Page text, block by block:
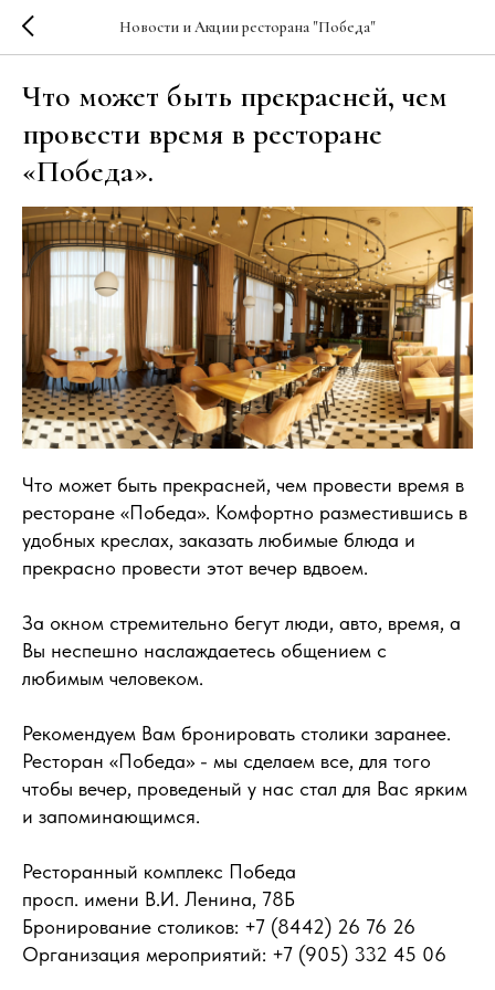
Новости и Акции ресторана "Победа"
Что может быть прекрасней, чем
провести время в ресторане
«Победа».
Что может быть прекрасней, чем провести время в
ресторане «Победа». Комфортно разместившись в
удобных креслах, заказать любимые блюда и
прекрасно провести этот вечер вдвоем.
За окном стремительно бегут люди, авто, время, а
Вы неспешно наслаждаетесь общением с
любимым человеком.
Рекомендуем Вам бронировать столики заранее.
Ресторан «Победа» - мы сделаем все, для того
чтобы вечер, проведеный у нас стал для Вас ярким
и запоминающимся.
Ресторанный комплекс Победа
просп. имени В.И. Ленина, 78Б
Бронирование столиков: +7 (8442) 26 76 26
Организация мероприятий: +7 (905) 332 45 06